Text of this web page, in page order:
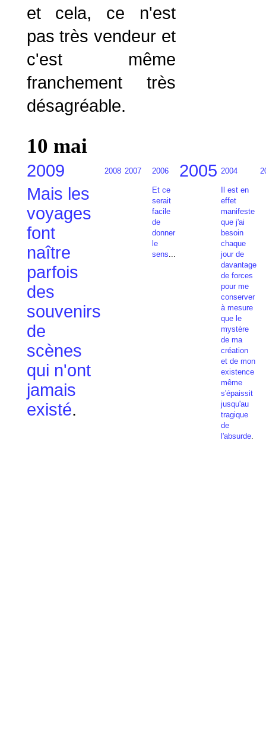
et cela, ce n'est
pas très vendeur et
c'est même
franchement très
désagréable.
10 mai
2009 2008 2007 2006 2005 2004
Mais les
voyages
font
naître
parfois
des
souvenirs
de
scènes
qui n'ont
jamais
existé.
Et ce
serait
facile
de
donner
le
sens...
Il est en
effet
manifeste
que j'ai
besoin
chaque
jour de
davantage
de forces
pour me
conserver
à mesure
que le
mystère
de ma
création
et de mon
existence
même
s'épaissit
jusqu'au
tragique
de
l'absurde.